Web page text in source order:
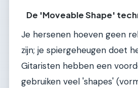
De 'Moveable Shape'
Je hersenen hoeven geen
zijn; je spiergeheugen doet
Gitaristen hebben een
gebruiken veel 'shapes'